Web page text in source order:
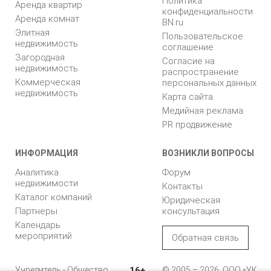
Аренда квартир
Аренда комнат
Элитная
недвижимость
Загородная
недвижимость
Коммерческая
недвижимость
конфиденциальности
BN.ru
Пользовательское
соглашение
Согласие на
распространение
персональных данных
Карта сайта
Медийная реклама
PR продвижение
ИНФОРМАЦИЯ
Аналитика
недвижимости
Каталог компаний
Партнеры
Календарь
мероприятий
ВОЗНИКЛИ ВОПРОСЫ
Форум
Контакты
Юридическая
консультация
Обратная связь